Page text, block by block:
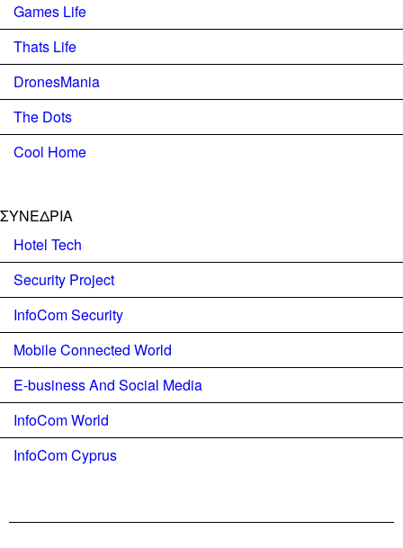
Games Life
Thats Life
DronesMania
The Dots
Cool Home
ΣΥΝΕΔΡΙΑ
Hotel Tech
Security Project
InfoCom Security
Mobile Connected World
E-business And Social Media
InfoCom World
InfoCom Cyprus